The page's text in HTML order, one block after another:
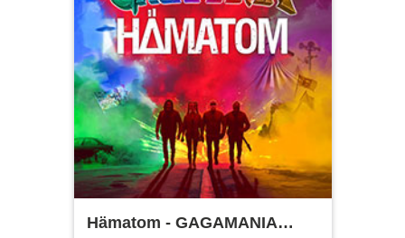
Hämatom - GAGAMANIA